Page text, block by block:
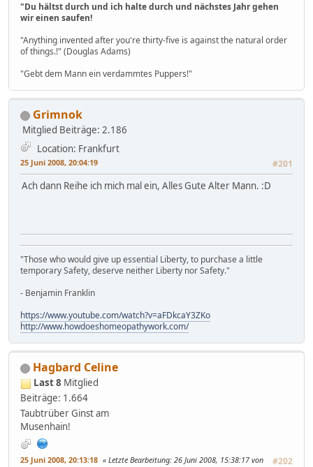
"Du hältst durch und ich halte durch und nächstes Jahr gehen
wir einen saufen!
"Anything invented after you're thirty-five is against the natural order
of things.!" (Douglas Adams)
"Gebt dem Mann ein verdammtes Puppers!"
Grimnok
Mitglied Beiträge: 2.186
Location: Frankfurt
25 Juni 2008, 20:04:19 #201
Ach dann Reihe ich mich mal ein, Alles Gute Alter Mann. :D
"Those who would give up essential Liberty, to purchase a little
temporary Safety, deserve neither Liberty nor Safety."
- Benjamin Franklin
https://www.youtube.com/watch?v=aFDkcaY3ZKo
http://www.howdoeshomeopathywork.com/
Hagbard Celine
Last 8 Mitglied
Beiträge: 1.664
Taubtrüber Ginst am
Musenhain!
25 Juni 2008, 20:13:18 #202
Letzte Bearbeitung: 26 Juni 2008, 15:38:17 von